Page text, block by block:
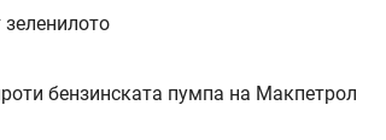
бензинската пумпа на Макпетрол